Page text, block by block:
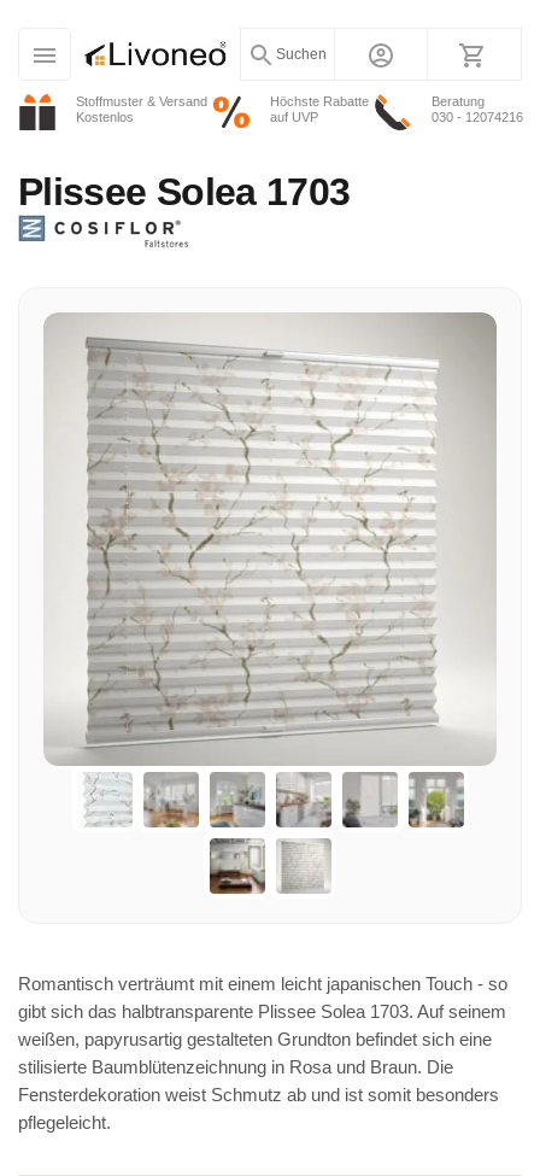
Stoffmuster & Versand
Kostenlos
Höchste Rabatte
auf UVP
Beratung
030 - 12074216
Suchen
Plissee Solea 1703
Romantisch verträumt mit einem leicht japanischen Touch - so
gibt sich das halbtransparente Plissee Solea 1703. Auf seinem
weißen, papyrusartig gestalteten Grundton befindet sich eine
stilisierte Baumblütenzeichnung in Rosa und Braun. Die
Fensterdekoration weist Schmutz ab und ist somit besonders
pflegeleicht.